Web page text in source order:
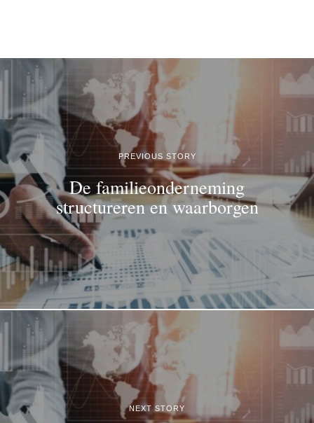
PREVIOUS STORY
De familieonderneming
structureren en waarborgen
NEXT STORY